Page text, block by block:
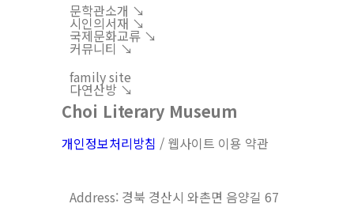
문학관소개 ↘︎
시인의서재 ↘︎
국제문화교류 ↘︎
커뮤니티 ↘︎
family site
다연산방 ↘︎
Choi Literary Museum
개인정보처리방침 / 웹사이트 이용 약관
Address: 경북 경산시 와촌면 음양길 67